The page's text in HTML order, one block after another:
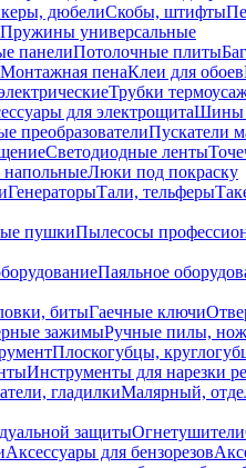
дюбелиСкобы, штифты
Пружины универсальные
панелиПотолочные плиты
Монтажная пенаКлеи для обоев
Трубки
для электрощитаШины
преобразователиПускатели
Светодиодные ленты
Люки под покраску
ГенераторыТали, тельферы
пушкиПылесосы
Паяльное
битыГаечные ключи
зажимыРучные пилы,
Плоскогубцы,
Инструменты для нарезки
гладилкиМалярный,
защитыОгнетушители
Аксессуары для бензорезов